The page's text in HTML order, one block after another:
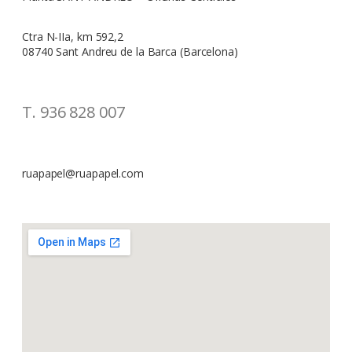
Ctra N-IIa, km 592,2
08740 Sant Andreu de la Barca (Barcelona)
T. 936 828 007
ruapapel@ruapapel.com